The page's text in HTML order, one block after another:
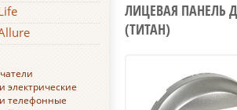
электрические
телефонные
ЛИЦЕВАЯ ПАНЕЛЬ
(ТИТАН)